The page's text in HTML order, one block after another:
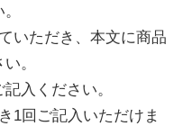
いただき、本文に商品
。
入ください。
1回ご記入いただけま